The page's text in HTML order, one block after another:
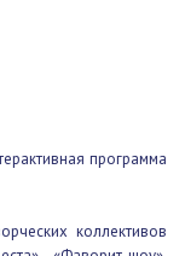
интерактивная
коллективов